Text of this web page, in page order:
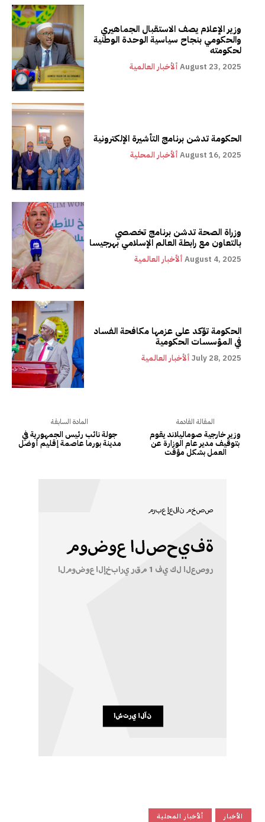
وزير الإعلام يصف الاستقبال الجماهيري
والحكومي بنجاح سياسية الوحدة الوطنية
لحكومته
ألأخبار العالمية August 23, 2025
الحكومة تدشن برنامج التأشيرة الإلكترونية
ألأخبار المحلية August 16, 2025
وزراة الصحة تدشن برنامج تخصصي
بالتعاون مع رابطة العالم الإسلامي بهرجيسا
ألأخبار العالمية August 4, 2025
الحكومة تؤكد على عزمها مكافحة الفساد
في المؤسسات الحكومية
ألأخبار العالمية July 28, 2025
المادة السابقة
جولة نائب رئيس الجمهورية في
مدينة بورما عاصمة إقليم أوضل
المقالة القادمة
وزير خارجية صوماليلاند يقوم
بتوقيف مدير عام الوزارة عن
العمل بشكل مؤقت